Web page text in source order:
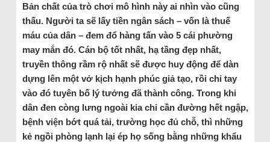
Bản chất của trò chơi mô hình này ai nhìn vào cũng
thấu. Người ta sẽ lấy tiền ngân sách – vốn là thuế
máu của dân – đem đổ hàng tấn vào 5 cái phường
may mắn đó. Cán bộ tốt nhất, hạ tầng đẹp nhất,
truyền thông rầm rộ nhất sẽ được huy động để dàn
dựng lên một vở kịch hạnh phúc giả tạo, rồi chỉ tay
vào đó tuyên bố lý tưởng đã thành công. Trong khi
dân đen còng lưng ngoài kia chỉ cần đường hết ngập,
bệnh viện bớt quá tải, trường học đủ chỗ, thì những
kẻ ngồi phòng lạnh lại ép họ sống bằng những khẩu